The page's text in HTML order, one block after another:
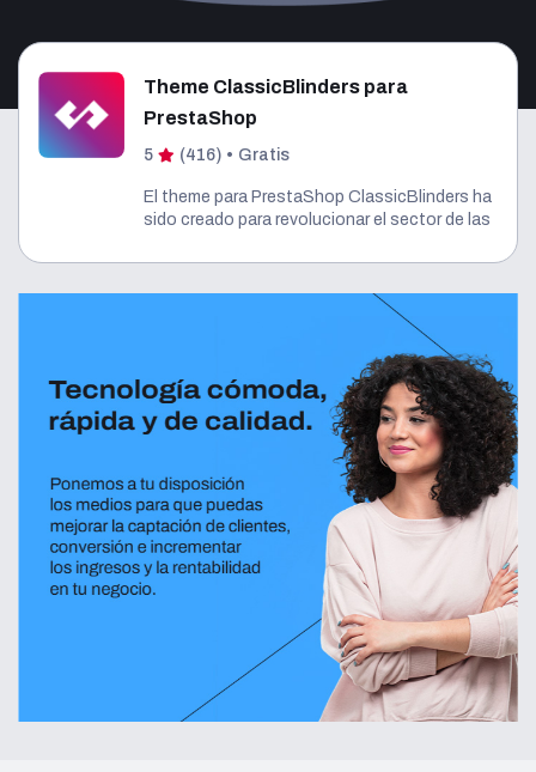
Theme ClassicBlinders para
PrestaShop
5 (416) • Gratis
El theme para PrestaShop ClassicBlinders ha
sido creado para revolucionar el sector de las
puntuación más alta en las Core Web Vitals
y un rediseño completo de toda la zona del
"Mi cuenta" y del proceso de compra.